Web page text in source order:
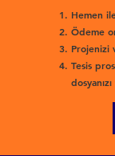
Hemen
Ödeme
Projenizi
Tesis